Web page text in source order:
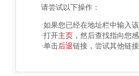
请尝试以下操作：
·如果您已经在地址栏中输入
·打开主页 ，然后查找指向您
·单击后退链接，尝试其他链